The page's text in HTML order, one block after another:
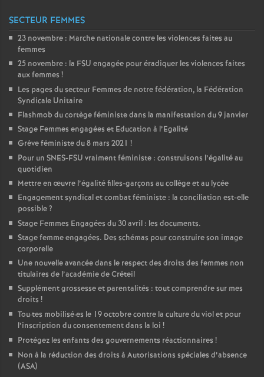
SECTEUR FEMMES
23 novembre : Marche nationale contre les violences faites au
femmes
25 novembre : la FSU engagée pour éradiquer les violences faites
aux femmes !
Les pages du secteur Femmes de notre fédération, la Fédération
Syndicale Unitaire
Flashmob du cortège féministe dans la manifestation du 9 janvier
Stage Femmes engagées et Education à l’Egalité
Grève féministe du 8 mars 2021 !
Pour un SNES-FSU vraiment féministe : construisons l’égalité au
quotidien
Mettre en œuvre l’égalité filles-garçons au collège et au lycée
Engagement syndical et combat féministe : la conciliation est-elle
possible?
Stage Femmes Engagées du 30 avril : les documents.
Stage femme engagées. Des schémas pour construire son image
corporelle
Une nouvelle avancée dans le respect des droits des femmes non
titulaires de l’académie de Créteil
Supplément grossesse et parentalités : tout comprendre sur mes
droits !
Tou·tes mobilisé·es le 19 octobre contre la culture du viol et pour
l’inscription du consentement dans la loi !
Protégez les enfants des gouvernements réactionnaires !
Non à la réduction des droits à Autorisations spéciales d’absence
(ASA)